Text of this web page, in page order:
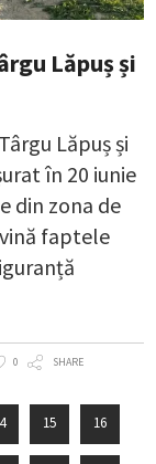
Lăpuș și
Lăpuș și
în 20 iunie
din zona de
faptele
0 SHARE
15 16